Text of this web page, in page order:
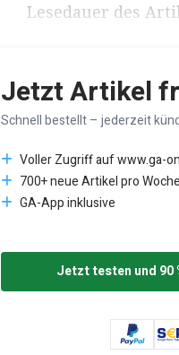
Lesedauer des
Jetzt Artikel
Schnell bestellt – jederzeit
Voller Zugriff auf www.ga-
700+ neue Artikel pro Woche
GA-App inklusive
Jetzt testen und 90